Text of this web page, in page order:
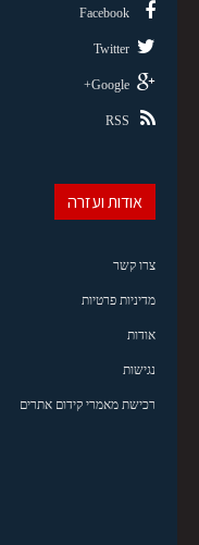
Facebook
Twitter
Google+
RSS
אודות ועזרה
צרו קשר
מדיניות פרטיות
אודות
נגישות
רכישת מאמרי קידום אתרים